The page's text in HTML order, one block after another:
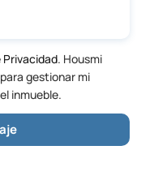
Privacidad. Housmi
gestionar mi
inmueble.